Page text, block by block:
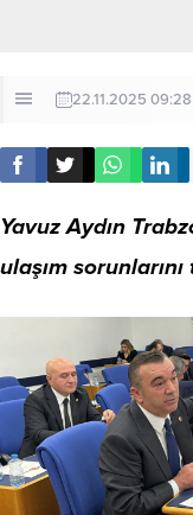
22.11.2025 09:28
Yavuz Aydın
ulaşım